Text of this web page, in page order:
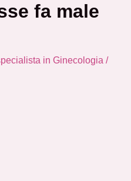
fa male
in Ginecologia /